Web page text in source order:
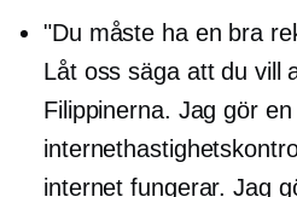
"Du måste ha en bra
Låt oss säga att du vill
Filippinerna. Jag gör en
internet fungerar. Jag